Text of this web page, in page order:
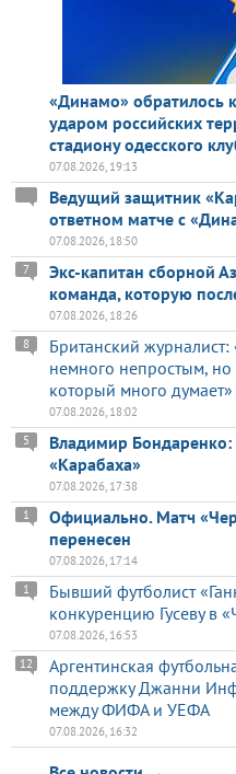
«Динамо» обратилось
ударом российских
стадиону одесского
07.08.2026, 19:13
Ведущий защитник
ответном матче с
07.08.2026, 18:50
Экс-капитан сборной
команда, которую
7
07.08.2026, 18:26
Британский
немного непростым,
который много думает»
8
07.08.2026, 18:02
Владимир
«Карабаха»
5
07.08.2026, 17:38
Официально. Матч
перенесен
1
07.08.2026, 17:14
Бывший футболист
конкуренцию Гусеву в
1
07.08.2026, 16:53
Аргентинская
поддержку Джанни
между ФИФА и УЕФА
12
07.08.2026, 16:32